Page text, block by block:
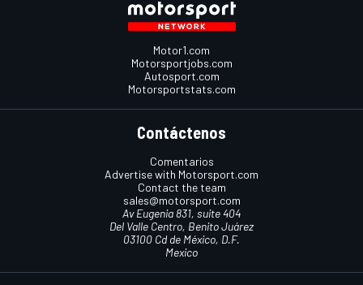
Motor1.com
Motorsportjobs.com
Autosport.com
Motorsportstats.com
Contáctenos
Comentarios
Advertise with Motorsport.com
Contact the team
sales@motorsport.com
Av Eugenia 831, suite 404
Del Valle Centro, Benito Juárez
03100 Cd de México, D.F.
Mexico